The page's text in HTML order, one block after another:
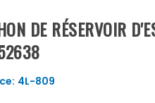
DE RÉSERVOIR
4L-809